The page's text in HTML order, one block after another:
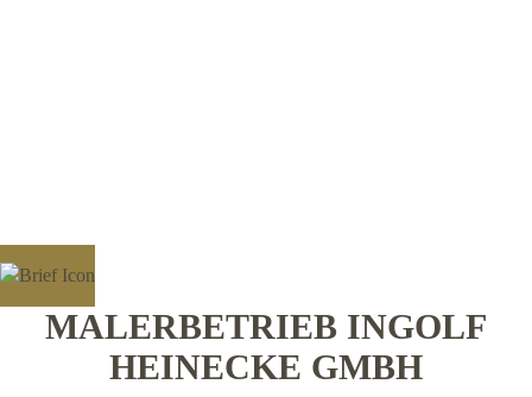
MALERBETRIEB INGOLF
HEINECKE GMBH